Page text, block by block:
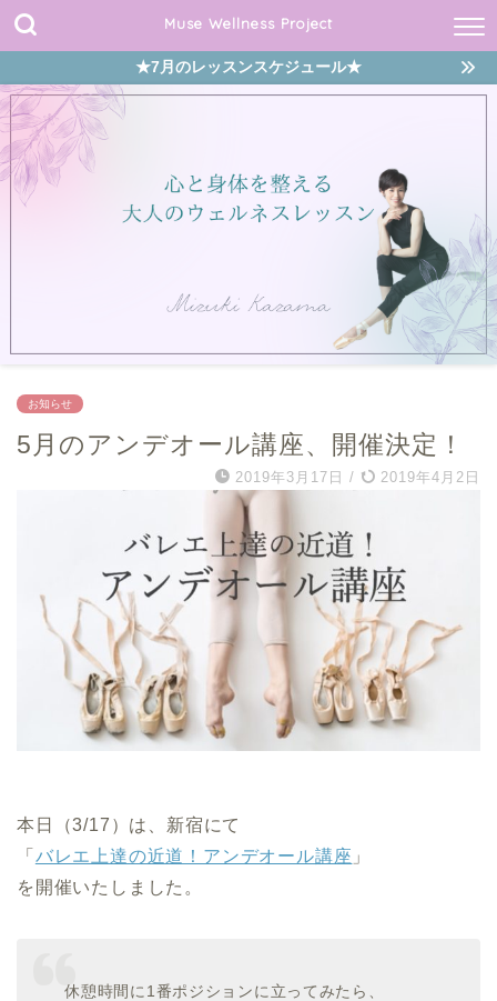
Muse Wellness Project
★7月のレッスンスケジュール★
お知らせ
5月のアンデオール講座、開催決定！
2019年3月17日 / 2019年4月2日
本日（3/17）は、新宿にて
「 バレエ上達の近道！アンデオール講座 」
を開催いたしました。
休憩時間に1番ポジションに立ってみたら、